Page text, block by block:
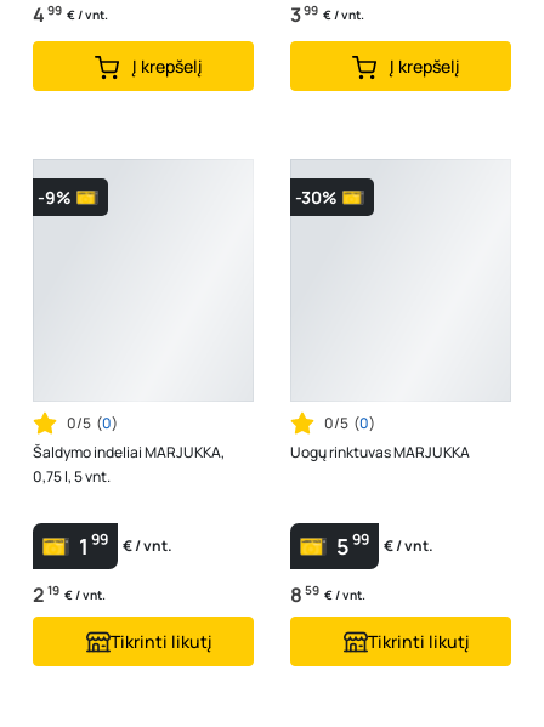
4 99 € / vnt.
Į krepšelį
399 € / vnt.
Į krepšelį
-9%
0/5 (0)
Šaldymo indeliai MARJUKKA,
0,75 l, 5 vnt.
1 99 € / vnt.
2 19 € / vnt.
Tikrinti likutį
-30%
0/5 (0)
Uogų rinktuvas MARJUKKA
599 € / vnt.
8 59 € / vnt.
Tikrinti likutį